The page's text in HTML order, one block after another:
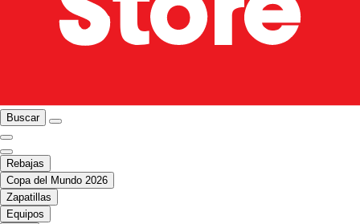
Buscar
Rebajas
Copa del Mundo 2026
Zapatillas
Equipos